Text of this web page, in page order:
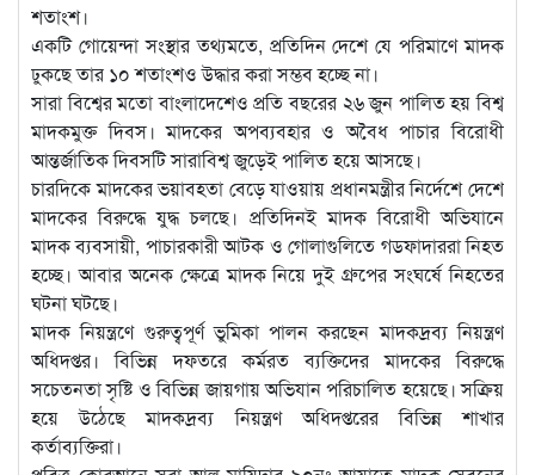
শতাংশ।
একটি গোয়েন্দা সংস্থার তথ্যমতে, প্রতিদিন দেশে যে পরিমাণে মাদক
ঢুকছে তার ১০ শতাংশও উদ্ধার করা সম্ভব হচ্ছে না।
সারা বিশ্বের মতো বাংলাদেশেও প্রতি বছরের ২৬ জুন পালিত হয় বিশ্ব
মাদকমুক্ত দিবস। মাদকের অপব্যবহার ও অবৈধ পাচার বিরোধী
আন্তর্জাতিক দিবসটি সারাবিশ্ব জুড়েই পালিত হয়ে আসছে।
চারদিকে মাদকের ভয়াবহতা বেড়ে যাওয়ায় প্রধানমন্ত্রীর নির্দেশে দেশে
মাদকের বিরুদ্ধে যুদ্ধ চলছে। প্রতিদিনই মাদক বিরোধী অভিযানে
মাদক ব্যবসায়ী, পাচারকারী আটক ও গোলাগুলিতে গডফাদাররা নিহত
হচ্ছে। আবার অনেক ক্ষেত্রে মাদক নিয়ে দুই গ্রুপের সংঘর্ষে নিহতের
ঘটনা ঘটছে।
মাদক নিয়ন্ত্রণে গুরুত্বপূর্ণ ভুমিকা পালন করছেন মাদকদ্রব্য নিয়ন্ত্রণ
অধিদপ্তর। বিভিন্ন দফতরে কর্মরত ব্যক্তিদের মাদকের বিরুদ্ধে
সচেতনতা সৃষ্টি ও বিভিন্ন জায়গায় অভিযান পরিচালিত হয়েছে। সক্রিয়
হয়ে উঠেছে মাদকদ্রব্য নিয়ন্ত্রণ অধিদপ্তরের বিভিন্ন শাখার
কর্তাব্যক্তিরা।